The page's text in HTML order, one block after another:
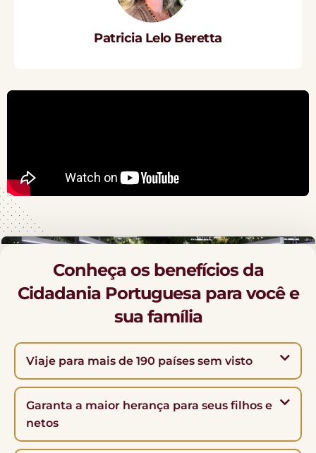
Patricia Lelo Beretta
Conheça os benefícios da
Cidadania Portuguesa para você e
sua família
Viaje para mais de 190 países sem visto
Garanta a maior herança para seus filhos e
netos